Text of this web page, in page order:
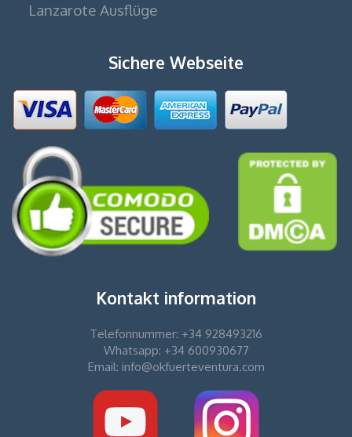
Lanzarote Ausflüge
Sichere Webseite
Kontakt information
Telefonnummer: +34 928493216
Whatsapp: +34 600930677
Email: info@okfuerteventura.com